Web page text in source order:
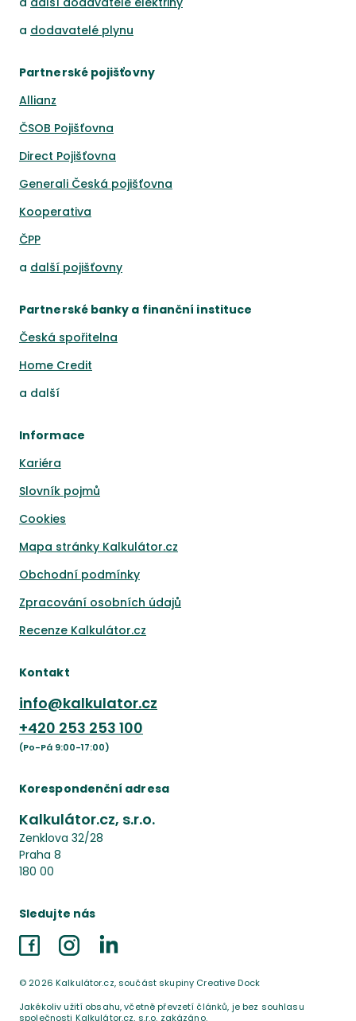
a dodavatelé plynu
Partnerské pojišťovny
Allianz
ČSOB Pojišťovna
Direct Pojišťovna
Generali Česká pojišťovna
Kooperativa
ČPP
a další pojišťovny
Partnerské banky a finanční instituce
Česká spořitelna
Home Credit
a další
Informace
Kariéra
Slovník pojmů
Cookies
Mapa stránky Kalkulátor.cz
Obchodní podmínky
Zpracování osobních údajů
Recenze Kalkulátor.cz
Kontakt
info@kalkulator.cz
+420 253 253 100
(Po-Pá 9:00-17:00)
Korespondenční adresa
Kalkulátor.cz, s.r.o.
Zenklova 32/28
Praha 8
180 00
Sledujte nás
FacebookInstagramLinkedIn
© 2026 Kalkulátor.cz, součást skupiny Creative Dock
Jakékoliv užití obsahu, včetně převzetí článků, je bez souhlasu
společnosti Kalkulátor.cz, s.r.o. zakázáno.